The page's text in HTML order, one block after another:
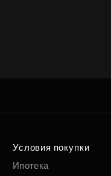
Условия покупки
Ипотека